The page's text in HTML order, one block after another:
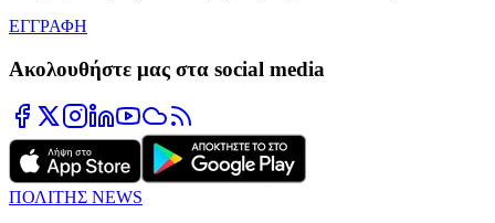
ΕΓΓΡΑΦΗ
Ακολουθήστε μας στα social media
ΠΟΛΙΤΗΣ NEWS